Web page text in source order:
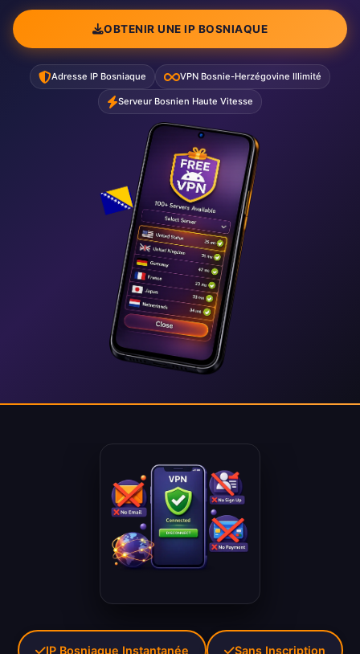
OBTENIR UNE IP BOSNIAQUE
Adresse IP Bosniaque VPN Bosnie-Herzégovine Illimité
Serveur Bosnien Haute Vitesse
IP Bosniaque Instantanée Sans Inscription